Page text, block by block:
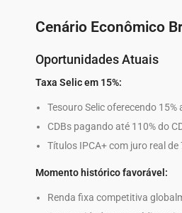
Cenário Econômico
Oportunidades Atuais
Taxa Selic em 15%:
Tesouro Selic oferecendo 15%
CDBs pagando até 110% do
Títulos IPCA+ com juro real de
Momento histórico favorável:
Renda fixa competitiva